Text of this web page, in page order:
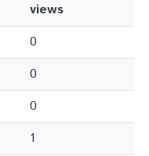
views
0
0
0
1